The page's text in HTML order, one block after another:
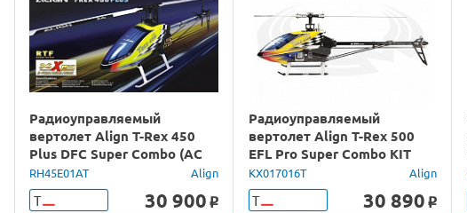
Радиоуправляемый
вертолет Align T-Rex 450
Plus DFC Super Combo (AC
Charger) обновленная
версия, RTF
RH45E01AT Align
Т 30 900 o
Радиоуправляемый
вертолет Align T-Rex 500
EFL Pro Super Combo KIT
KX017016T Align
Т 30 890 o